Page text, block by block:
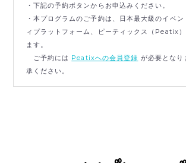
・下記の予約ボタンからお申込みください。
・本プログラムのご予約は、日本最大級のイベン
ィプラットフォーム、ピーティックス（Peatix
ます。
ご予約には Peatixへの会員登録 が必要となり
承ください。